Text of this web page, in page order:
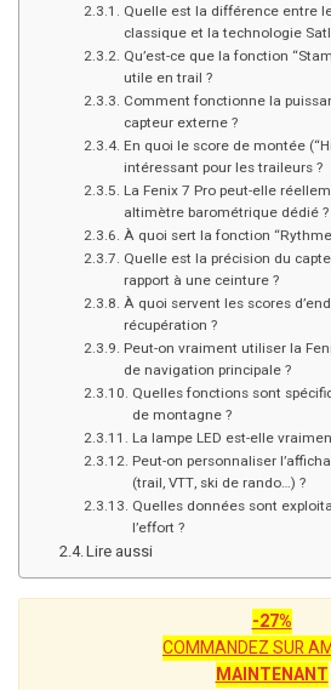
Quelle est la différence entre
classique et la technologie
Qu’est-ce que la fonction
utile en trail ?
Comment fonctionne la
capteur externe ?
En quoi le score de montée
intéressant pour les traileurs ?
La Fenix 7 Pro peut-elle
altimètre barométrique dédié ?
À quoi sert la fonction
Quelle est la précision du
rapport à une ceinture ?
À quoi servent les scores
récupération ?
Peut-on vraiment utiliser la
de navigation principale ?
Quelles fonctions sont
de montagne ?
La lampe LED est-elle
Peut-on personnaliser
(trail, VTT, ski de rando…) ?
Quelles données sont
l’effort ?
Lire aussi
-27%
COMMANDEZ SUR
MAINTENANT